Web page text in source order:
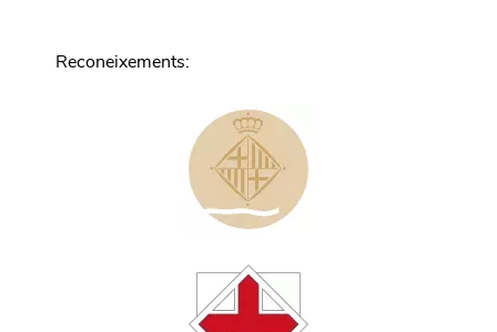
Reconeixements: